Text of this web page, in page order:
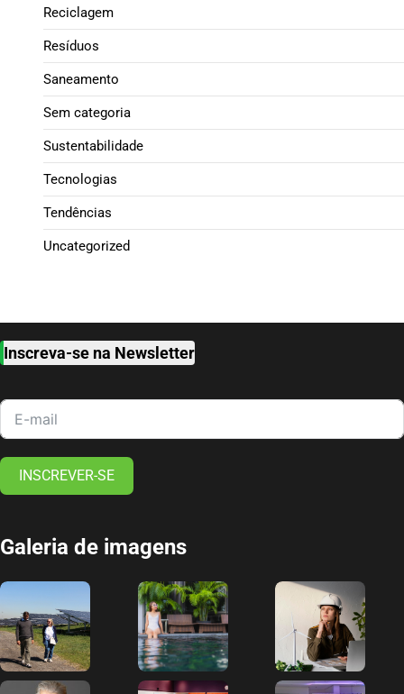
Reciclagem
Resíduos
Saneamento
Sem categoria
Sustentabilidade
Tecnologias
Tendências
Uncategorized
Inscreva-se na Newsletter
INSCREVER-SE
Galeria de imagens